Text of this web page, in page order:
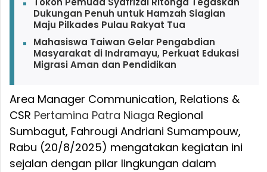
Dukungan Penuh untuk Hamzah Siagian
Maju Pilkades Pulau Rakyat Tua
Mahasiswa Taiwan Gelar Pengabdian
Masyarakat di Indramayu, Perkuat Edukasi
Migrasi Aman dan Pendidikan
Area Manager Communication, Relations &
CSR Pertamina Patra Niaga Regional
Sumbagut, Fahrougi Andriani Sumampouw,
Rabu (20/8/2025) mengatakan kegiatan ini
sejalan dengan pilar lingkungan dalam